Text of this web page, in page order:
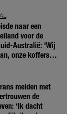
naar een
voor de
Australië: 'Wij
onze koffers
meiden met
de
‘Ik dacht